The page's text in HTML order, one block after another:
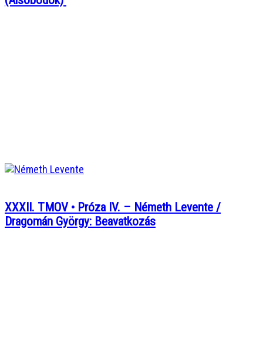
XXXII. TMOV • Próza IV. – Németh Levente /
Dragomán György: Beavatkozás